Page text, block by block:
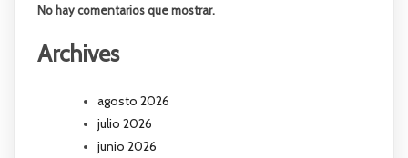
No hay comentarios que mostrar.
Archives
agosto 2026
julio 2026
junio 2026